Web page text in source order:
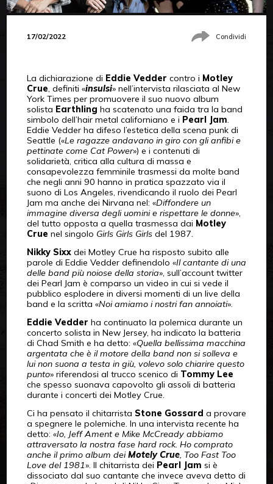
17/02/2022 Condividi
La dichiarazione di Eddie Vedder contro i Motley
Crue, definiti «insulsi» nell’intervista rilasciata al New
York Times per promuovere il suo nuovo album
solista Earthling ha scatenato una faida tra la band
simbolo dell’hair metal californiano e i Pearl Jam.
Eddie Vedder ha difeso l’estetica della scena punk di
Seattle («Le ragazze andavano in giro con gli anfibi e
pettinate come Cat Power») e i contenuti di
solidarietà, critica alla cultura di massa e
consapevolezza femminile trasmessi da molte band
che negli anni 90 hanno in pratica spazzato via il
suono di Los Angeles, rivendicando il ruolo dei Pearl
Jam ma anche dei Nirvana nel: «Diffondere un
immagine diversa degli uomini e rispettare le donne»,
del tutto opposta a quella trasmessa dai Motley
Crue nel singolo Girls Girls Girlsdel 1987.
Nikky Sixxdei Motley Crue ha risposto subito alle
parole di Eddie Vedder definendolo «Il cantante di una
delle band più noiose della storia», sull’account twitter
dei Pearl Jam è comparso un video in cui si vede il
pubblico esplodere in diversi momenti di un live della
band e la scritta «Noi amiamo i nostri fan annoiati».
Eddie Vedder ha continuato la polemica durante un
concerto solista in New Jersey, ha indicato la batteria
di Chad Smith e ha detto: «Quella bellissima macchina
argentata che è il motore della band non si solleva e
lui non suona a testa in giù, volevo solo chiarire questo
punto» riferendosi al trucco scenico di Tommy Lee
che spesso suonava capovolto gli assoli di batteria
durante i concerti dei Motley Crue.
Ci ha pensato il chitarrista Stone Gossard a provare
a spegnere le polemiche. In una intervista recente ha
detto: «Io, Jeff Ament e Mike McCready abbiamo
attraversato la nostra fase hard rock. Ho comprato
anche il primo album deiMotely Crue, Too Fast Too
Love del 1981». Il chitarrista dei Pearl Jam si è
dissociato dal suo cantante che invece aveva detto di